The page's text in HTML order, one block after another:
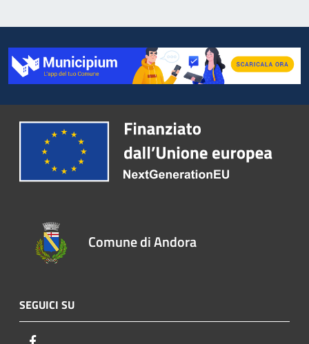
Comune di Andora
SEGUICI SU